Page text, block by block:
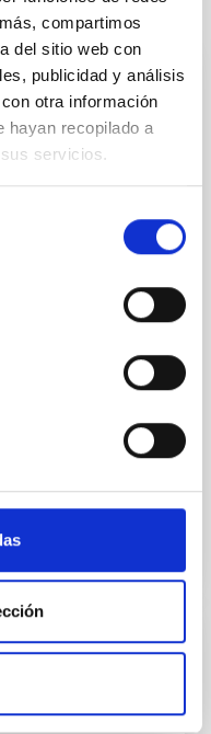
compartimos
del sitio web con
publicidad y análisis
otra información
hayan recopilado a
servicios.
Dense
Cloud and
of star formation,
the magnetic
et al. showed
of cores and
in quiescent
Fe-, and